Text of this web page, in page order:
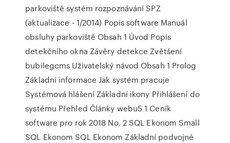
parkoviště systém rozpoznávání SPZ
(aktualizace - 1/2014) Popis software Manuál
obsluhy parkoviště Obsah 1 Úvod Popis
detekčního okna Závěry detekce Zvětšení
bubilegcms Uživatelský návod Obsah 1 Prolog
Základní informace Jak systém pracuje
Systémová hlášení Základní ikony Přihlášení do
systému Přehled Články webu5 1 Ceník
software pro rok 2018 No. 2 SQL Ekonom Small
SQL Ekonom SQL Ekonom Základní podvojné